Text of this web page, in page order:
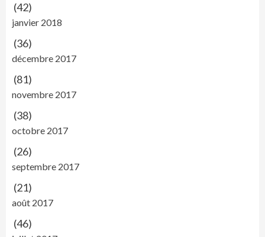
(42)
janvier 2018
(36)
décembre 2017
(81)
novembre 2017
(38)
octobre 2017
(26)
septembre 2017
(21)
août 2017
(46)